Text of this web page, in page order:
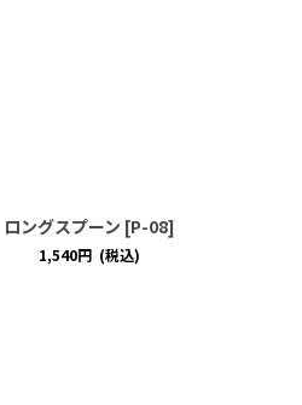
ロングスプーン [P-08]
1,540円 (税込)